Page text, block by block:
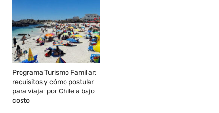
Programa Turismo Familiar:
requisitos y cómo postular
para viajar por Chile a bajo
costo